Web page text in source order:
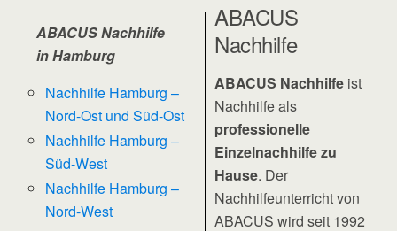
ABACUS Nachhilfe
in Hamburg
Nachhilfe Hamburg –
Nord-Ost und Süd-Ost
Nachhilfe Hamburg –
Süd-West
Nachhilfe Hamburg –
Nord-West
ABACUS
Nachhilfe
ABACUS Nachhilfe ist
Nachhilfe als
professionelle
Einzelnachhilfe zu
Hause. Der
Nachhilfeunterricht von
ABACUS wird seit 1992